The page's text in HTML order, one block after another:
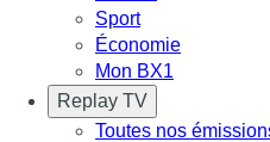
Sport
Économie
Mon BX1
Replay TV
Toutes nos